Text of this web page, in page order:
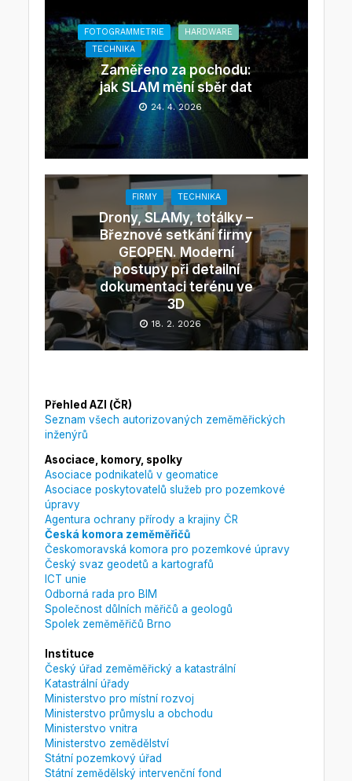
FOTOGRAMMETRIE
HARDWARE
TECHNIKA
Zaměřeno za pochodu:
jak SLAM mění sběr dat
24. 4. 2026
FIRMY TECHNIKA
Drony, SLAMy, totálky –
Březnové setkání firmy
GEOPEN. Moderní
postupy při detailní
dokumentaci terénu ve
3D
18. 2. 2026
Přehled AZI (ČR)
Seznam všech autorizovaných zeměměřických
inženýrů
Asociace, komory, spolky
Asociace podnikatelů v geomatice
Asociace poskytovatelů služeb pro pozemkové
úpravy
Agentura ochrany přírody a krajiny ČR
Česká komora zeměměřičů
Českomoravská komora pro pozemkové úpravy
Český svaz geodetů a kartografů
ICT unie
Odborná rada pro BIM
Společnost důlních měřičů a geologů
Spolek zeměměřičů Brno
Instituce
Český úřad zeměměřický a katastrální
Katastrální úřady
Ministerstvo pro místní rozvoj
Ministerstvo průmyslu a obchodu
Ministerstvo vnitra
Ministerstvo zemědělství
Státní pozemkový úřad
Státní zemědělský intervenční fond